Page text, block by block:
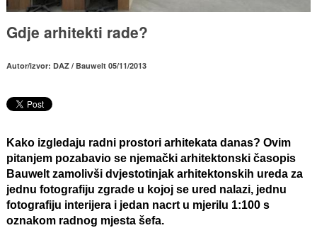
Gdje arhitekti rade?
Autor/izvor: DAZ / Bauwelt 05/11/2013
Kako izgledaju radni prostori arhitekata danas? Ovim
pitanjem pozabavio se njemački arhitektonski časopis
Bauwelt zamolivši dvjestotinjak arhitektonskih ureda za
jednu fotografiju zgrade u kojoj se ured nalazi, jednu
fotografiju interijera i jedan nacrt u mjerilu 1:100 s
oznakom radnog mjesta šefa.